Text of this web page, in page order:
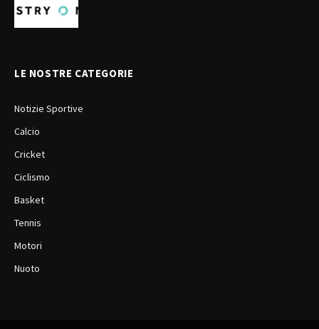
LE NOSTRE CATEGORIE
Notizie Sportive
Calcio
Cricket
Ciclismo
Basket
Tennis
Motori
Nuoto